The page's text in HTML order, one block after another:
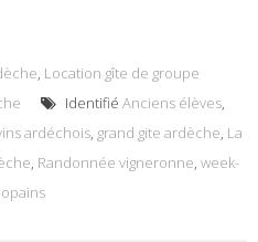
, Location gîte de groupe
Identifié Anciens élèves,
ardéchois, grand gite ardèche, La
, Randonnée vigneronne, week-